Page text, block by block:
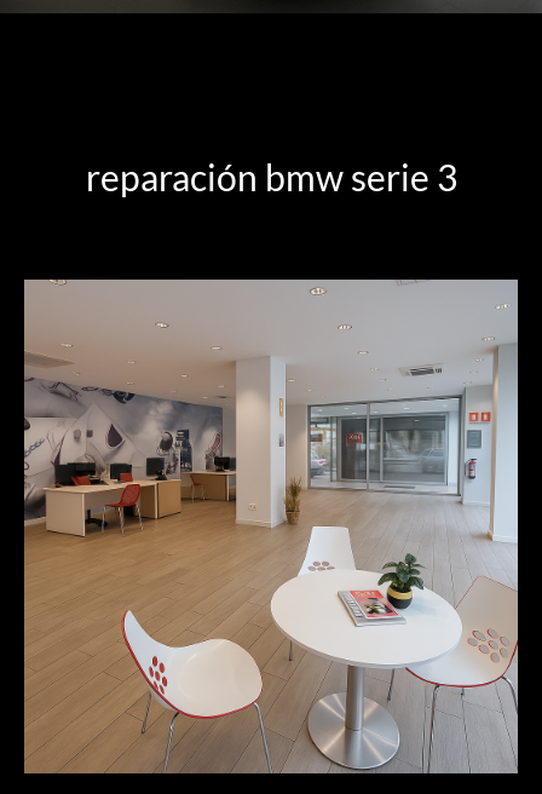
reparación bmw serie 3